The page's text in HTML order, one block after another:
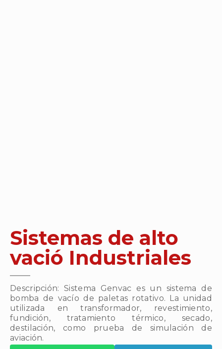
Sistemas de alto
vació Industriales
Descripción: Sistema Genvac es un sistema de
bomba de vacío de paletas rotativo. La unidad
utilizada en transformador, revestimiento,
fundición, tratamiento térmico, secado,
destilación, como prueba de simulación de
aviación.